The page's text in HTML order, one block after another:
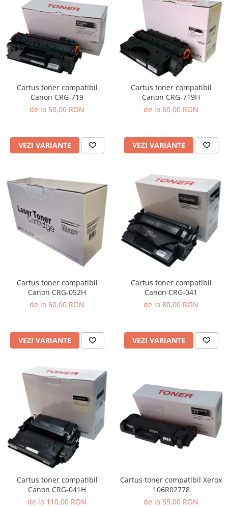
Cartus toner compatibil
Canon CRG-719
de la 50,00 RON
VEZI VARIANTE
Cartus toner compatibil
Canon CRG-719H
de la 60,00 RON
VEZI VARIANTE
Cartus toner compatibil
Canon CRG-052H
de la 60,00 RON
VEZI VARIANTE
Cartus toner compatibil
Canon CRG-041
de la 80,00 RON
VEZI VARIANTE
Cartus toner compatibil
Canon CRG-041H
de la 110,00 RON
Cartus toner compatibil Xerox
106R02778
de la 55,00 RON